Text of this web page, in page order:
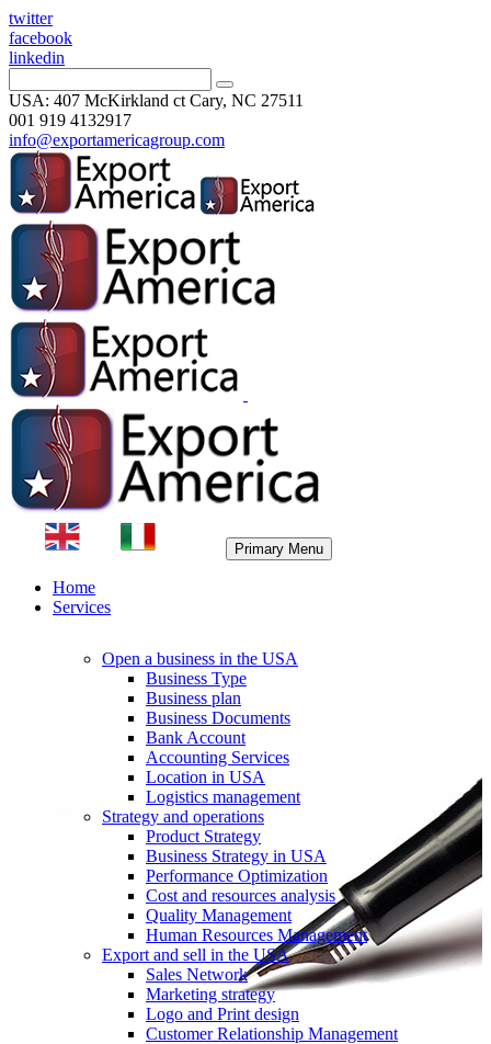
twitter
facebook
linkedin
USA: 407 McKirkland ct Cary, NC 27511
001 919 4132917
info@exportamericagroup.com
Primary Menu
Home
Services
Open a business in the USA
Business Type
Business plan
Business Documents
Bank Account
Accounting Services
Location in USA
Logistics management
Strategy and operations
Product Strategy
Business Strategy in USA
Performance Optimization
Cost and resources analysis
Quality Management
Human Resources Management
Export and sell in the USA
Sales Network
Marketing strategy
Logo and Print design
Customer Relationship Management